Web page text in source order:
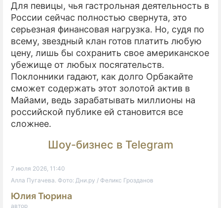
Для певицы, чья гастрольная деятельность в
России сейчас полностью свернута, это
серьезная финансовая нагрузка. Но, судя по
всему, звездный клан готов платить любую
цену, лишь бы сохранить свое американское
убежище от любых посягательств.
Поклонники гадают, как долго Орбакайте
сможет содержать этот золотой актив в
Майами, ведь зарабатывать миллионы на
российской публике ей становится все
сложнее.
Шоу-бизнес в Telegram
7 июля 2026, 11:40
Алла Пугачева. Фото: Дни.ру / Феликс Грозданов
Юлия Тюрина
автор